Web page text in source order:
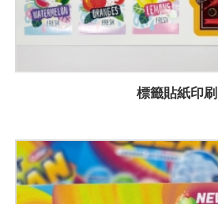
標籤貼紙印刷